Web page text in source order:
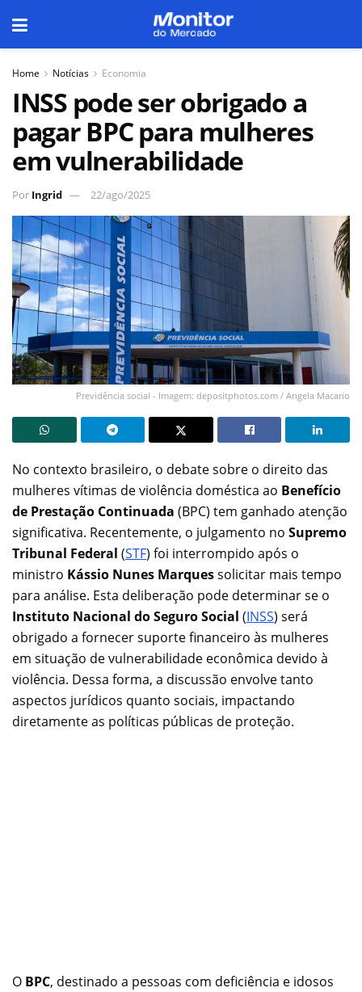
Home Notícias Economia
INSS pode ser obrigado a
pagar BPC para mulheres
em vulnerabilidade
Por Ingrid 22/ago/2025
Previdência social - Imagem: depositphotos.com / Angela Macario
No contexto brasileiro, o debate sobre o direito das
mulheres vítimas de violência doméstica ao Benefício
de Prestação Continuada (BPC) tem ganhado atenção
significativa. Recentemente, o julgamento no Supremo
Tribunal Federal (STF) foi interrompido após o
ministro Kássio Nunes Marquessolicitar mais tempo
para análise. Esta deliberação pode determinar se o
Instituto Nacional do Seguro Social (INSS) será
obrigado a fornecer suporte financeiro às mulheres
em situação de vulnerabilidade econômica devido à
violência. Dessa forma, a discussão envolve tanto
aspectos jurídicos quanto sociais, impactando
diretamente as políticas públicas de proteção.
O BPC, destinado a pessoas com deficiência e idosos